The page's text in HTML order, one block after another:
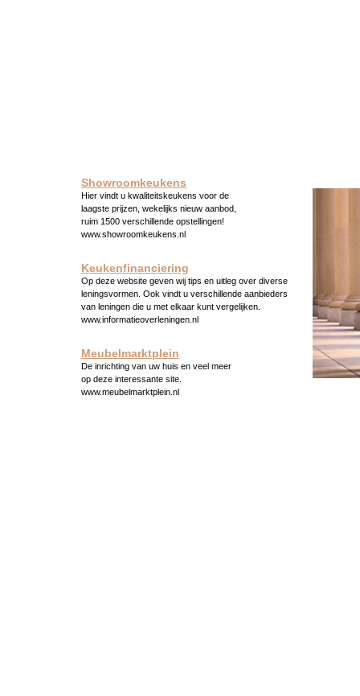
Showroomkeukens
Hier vindt u kwaliteitskeukens voor de
laagste prijzen, wekelijks nieuw aanbod,
ruim 1500 verschillende opstellingen!
www.showroomkeukens.nl
Keukenfinanciering
Op deze website geven wij tips en uitleg over diverse
leningsvormen. Ook vindt u verschillende aanbieders
van leningen die u met elkaar kunt vergelijken.
www.informatieoverleningen.nl
Meubelmarktplein
De inrichting van uw huis en veel meer
op deze interessante site.
www.meubelmarktplein.nl